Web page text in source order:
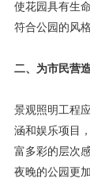
使花园具有生
符合公园的风
二、为市民营
景观照明工程
涵和娱乐项目
富多彩的层次
夜晚的公园更